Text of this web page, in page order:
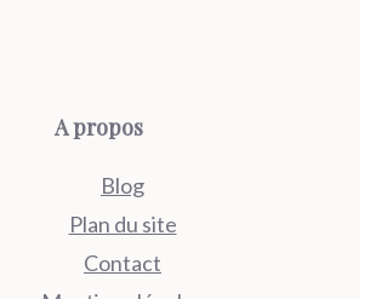
A propos
Blog
Plan du site
Contact